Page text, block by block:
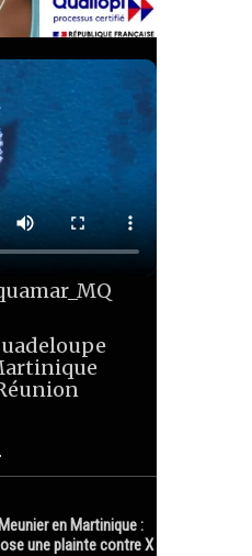
en Martinique :
une plainte contre X